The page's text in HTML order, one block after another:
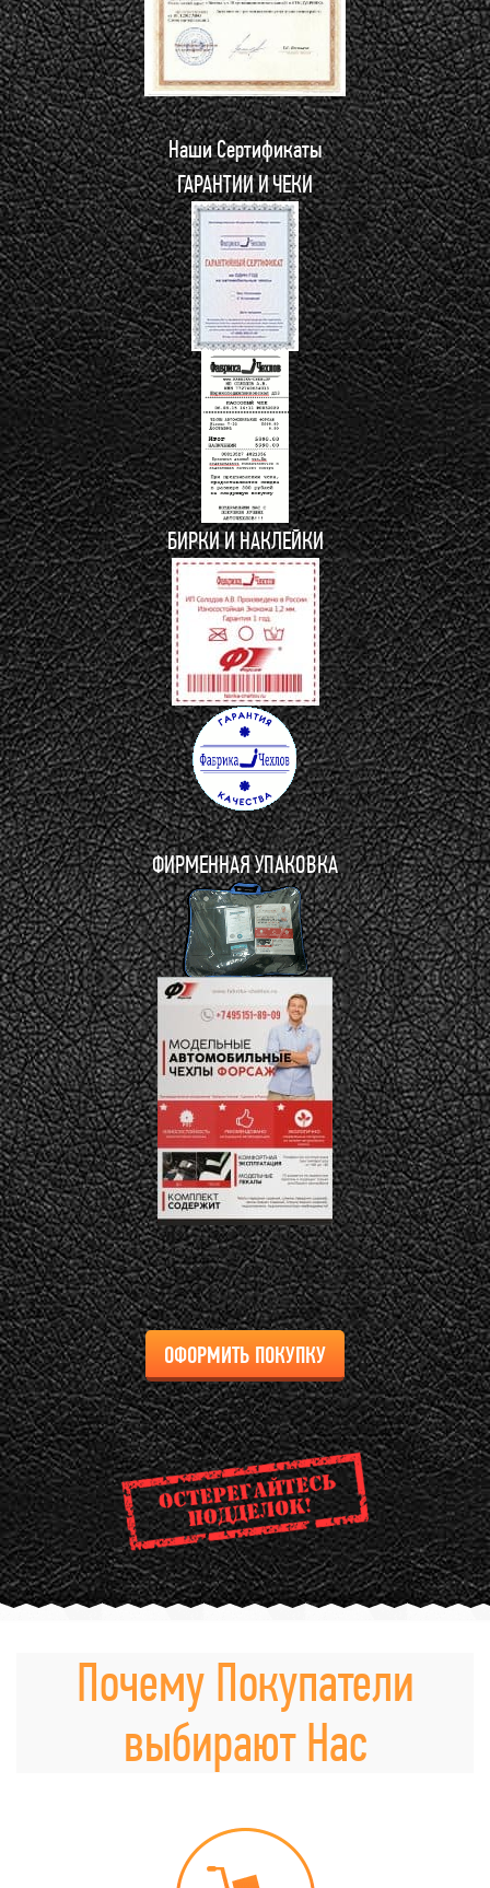
Наши Сертификаты
ГАРАНТИИ И ЧЕКИ
БИРКИ И НАКЛЕЙКИ
ФИРМЕННАЯ УПАКОВКА
ОФОРМИТЬ ПОКУПКУ
Почему Покупатели
выбирают Нас